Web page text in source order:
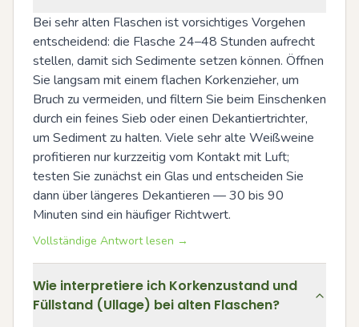
Bei sehr alten Flaschen ist vorsichtiges Vorgehen
entscheidend: die Flasche 24–48 Stunden aufrecht
stellen, damit sich Sedimente setzen können. Öffnen
Sie langsam mit einem flachen Korkenzieher, um
Bruch zu vermeiden, und filtern Sie beim Einschenken
durch ein feines Sieb oder einen Dekantiertrichter,
um Sediment zu halten. Viele sehr alte Weißweine
profitieren nur kurzzeitig vom Kontakt mit Luft;
testen Sie zunächst ein Glas und entscheiden Sie
dann über längeres Dekantieren — 30 bis 90
Minuten sind ein häufiger Richtwert.
Vollständige Antwort lesen →
Wie interpretiere ich Korkenzustand und
Füllstand (Ullage) bei alten Flaschen?